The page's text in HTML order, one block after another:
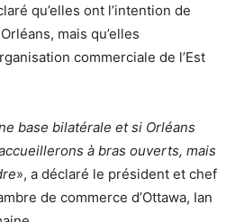
qu’elles ont l’intention de
mais qu’elles
commerciale de l’Est
base bilatérale et si Orléans
à bras ouverts, mais
», a déclaré le président et chef
de commerce d’Ottawa, Ian